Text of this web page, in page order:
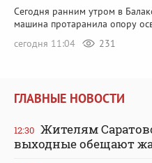
Сегодня ранним утром в
машина протаранила опору
сегодня 11:04
231
ГЛАВНЫЕ НОВОСТИ
12:30 Жителям
выходные обещают